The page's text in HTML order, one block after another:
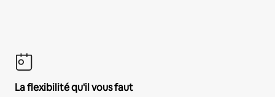
La flexibilité qu'il vous faut